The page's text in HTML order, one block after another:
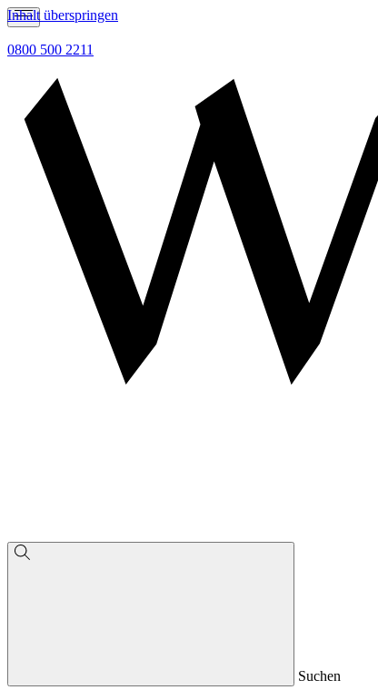
Inhalt überspringen
0800 500 2211
Suchen